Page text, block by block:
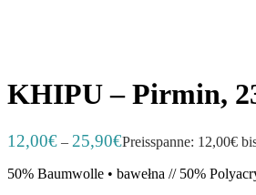
KHIPU – Pirmin,
12,00€ – 25,90€Preisspanne: 12,00€
50% Baumwolle • bawełna // 50%